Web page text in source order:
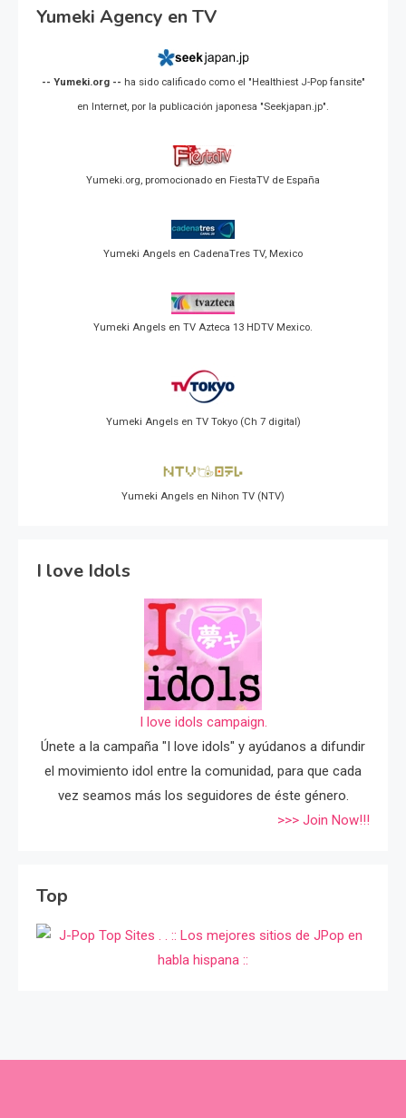
Yumeki Agency en TV
-- Yumeki.org -- ha sido calificado como el "Healthiest J-Pop fansite"
en Internet, por la publicación japonesa "Seekjapan.jp".
Yumeki.org, promocionado en FiestaTV de España
Yumeki Angels en CadenaTres TV, Mexico
Yumeki Angels en TV Azteca 13 HDTV Mexico.
Yumeki Angels en TV Tokyo (Ch 7 digital)
Yumeki Angels en Nihon TV (NTV)
I love Idols
I love idols campaign.
Únete a la campaña "I love idols" y ayúdanos a difundir
el movimiento idol entre la comunidad, para que cada
vez seamos más los seguidores de éste género.
>>> Join Now!!!
Top